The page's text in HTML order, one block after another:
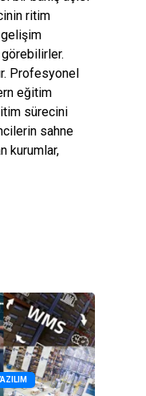
ritim
gelişim
Profesyonel
eğitim
sürecini
sahne
kurumlar,